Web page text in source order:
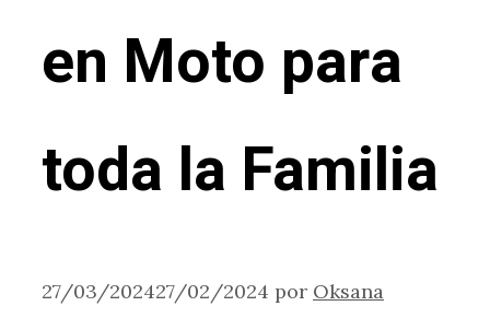
en Moto para
toda la Familia
27/03/202427/02/2024 por Oksana